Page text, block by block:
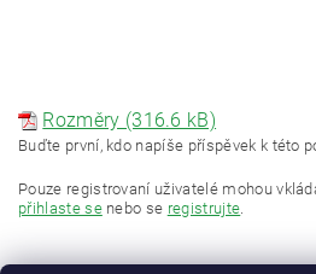
Rozměry (316.6 kB)
Buďte první, kdo napíše příspěvek k této
Pouze registrovaní uživatelé mohou
přihlaste senebo se registrujte